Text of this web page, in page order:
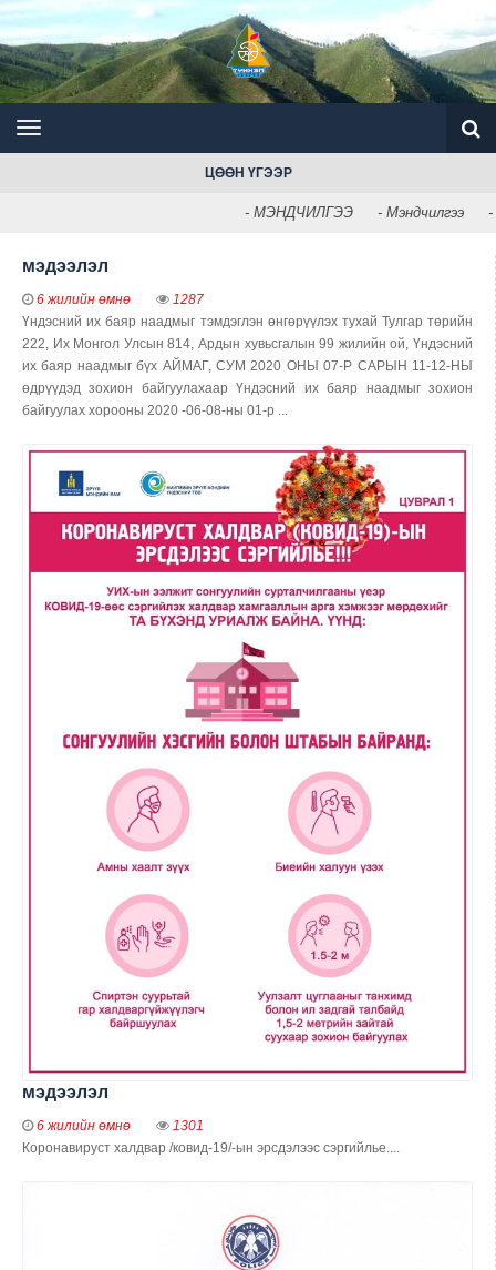
ЦӨӨН ҮГЭЭР
- МЭНДЧИЛГЭЭ - Мэндчилгээ -
мэдээлэл
6 жилийн өмнө
1287
Үндэсний их баяр наадмыг тэмдэглэн өнгөрүүлэх тухай Тулгар төрийн
222, Их Монгол Улсын 814, Ардын хувьсгалын 99 жилийн ой, Үндэсний
их баяр наадмыг бүх АЙМАГ, СУМ 2020 ОНЫ 07-Р САРЫН 11-12-НЫ
өдрүүдэд зохион байгуулахаар Үндэсний их баяр наадмыг зохион
байгуулах хорооны 2020 -06-08-ны 01-р ...
мэдээлэл
6 жилийн өмнө
1301
Коронавируст халдвар /ковид-19/-ын эрсдэлээс сэргийлье....